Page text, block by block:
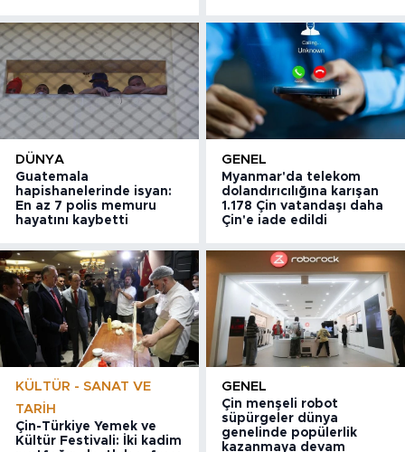
DÜNYA
Guatemala
hapishanelerinde isyan:
En az 7 polis memuru
hayatını kaybetti
GENEL
Myanmar'da telekom
dolandırıcılığına karışan
1.178 Çin vatandaşı daha
Çin'e iade edildi
KÜLTÜR - SANAT VE
TARIH
Çin-Türkiye Yemek ve
Kültür Festivali: İki kadim
GENEL
Çin menşeli robot
süpürgeler dünya
genelinde popülerlik
kazanmaya devam